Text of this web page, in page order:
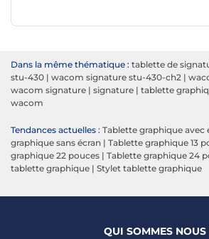
Dans la même thématique : tablette de
stu-430 | wacom signature stu-430-ch2 |
wacom signature | signature | tablette
wacom
Tendances actuelles : Tablette graphique avec
graphique sans écran | Tablette graphique 13
graphique 22 pouces | Tablette graphique 24
tablette graphique | Stylet tablette graphique
QUI SOMMES NOUS